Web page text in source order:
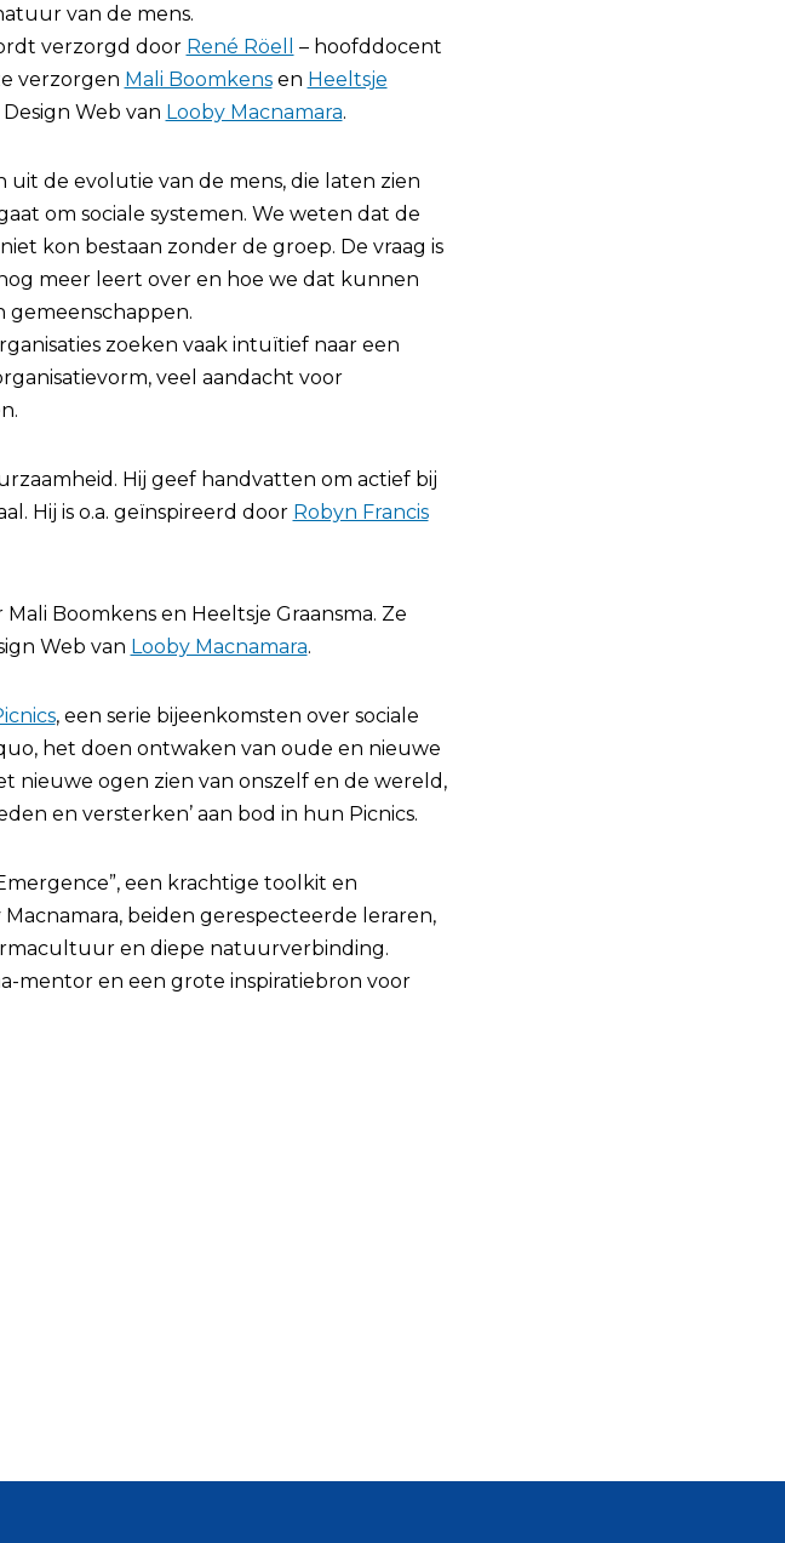
van de mens.
verzorgd door René Röell
– hoofddocent
verzorgen Mali Boomkensen Heeltsje
Web van Looby Macnamara.
uit de evolutie van de mens, die laten zien
om sociale systemen. We weten dat de
kon bestaan zonder de groep. De vraag is
meer leert over en hoe we dat kunnen
gemeenschappen.
zoeken vaak intuïtief naar een
veel aandacht voor
Hij geef handvatten om actief bij
Hij is o.a. geïnspireerd door Robyn Francis
Boomkens en Heeltsje Graansma. Ze
Web van Looby Macnamara.
, een serie bijeenkomsten over sociale
het doen ontwaken van oude en nieuwe
nieuwe ogen zien van onszelf en de wereld,
en versterken’ aan bod in hun Picnics.
een krachtige toolkit en
beiden gerespecteerde leraren,
en diepe natuurverbinding.
mentor en een grote inspiratiebron voor